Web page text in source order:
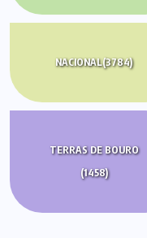
NACIONAL(3784)
TERRAS DE BOURO
(1458)